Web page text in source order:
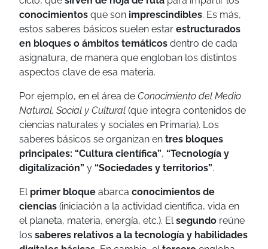
conocimientos que son imprescindibles. Es más,
estos saberes básicos suelen estar estructurados
en bloques o ámbitos temáticos dentro de cada
asignatura, de manera que engloban los distintos
aspectos clave de esa materia.
Por ejemplo, en el área de Conocimiento del Medio
Natural, Social y Cultural (que integra contenidos de
ciencias naturales y sociales en Primaria). Los
saberes básicos se organizan en tres bloques
principales: “Cultura científica”, “Tecnología y
digitalización” y “Sociedades y territorios”.
El primer bloque abarca conocimientos de
ciencias (iniciación a la actividad científica, vida en
el planeta, materia, energía, etc.). Elsegundo reúne
los saberes relativos a la tecnología y habilidades